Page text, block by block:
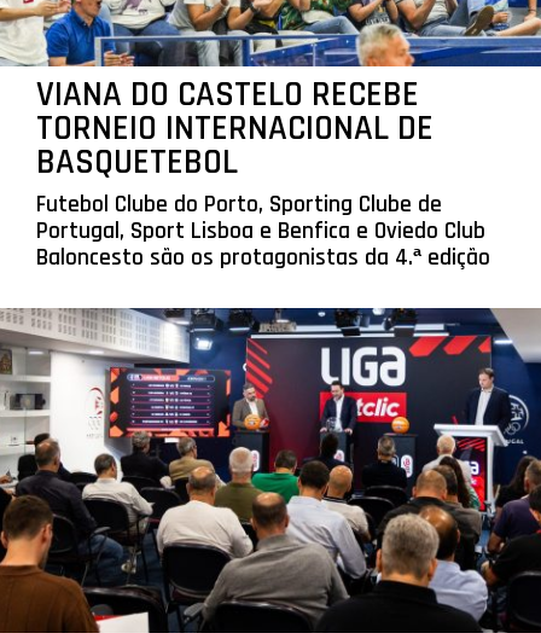
VIANA DO CASTELO RECEBE
TORNEIO INTERNACIONAL DE
BASQUETEBOL
Futebol Clube do Porto, Sporting Clube de
Portugal, Sport Lisboa e Benfica e Oviedo Club
Baloncesto são os protagonistas da 4.ª edição